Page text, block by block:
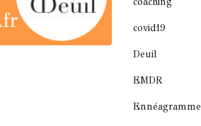
covid19
Deuil
EMDR
Ennéagramme